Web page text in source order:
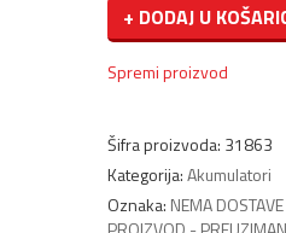
+ DODAJ U
Spremi proizvod
Šifra proizvoda: 31863
Kategorija:Akumulatori
Oznaka: NEMA